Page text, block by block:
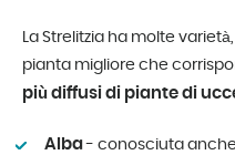
La Strelitzia ha molte
pianta migliore che
più diffusi di piante di
Alba- conosciuta